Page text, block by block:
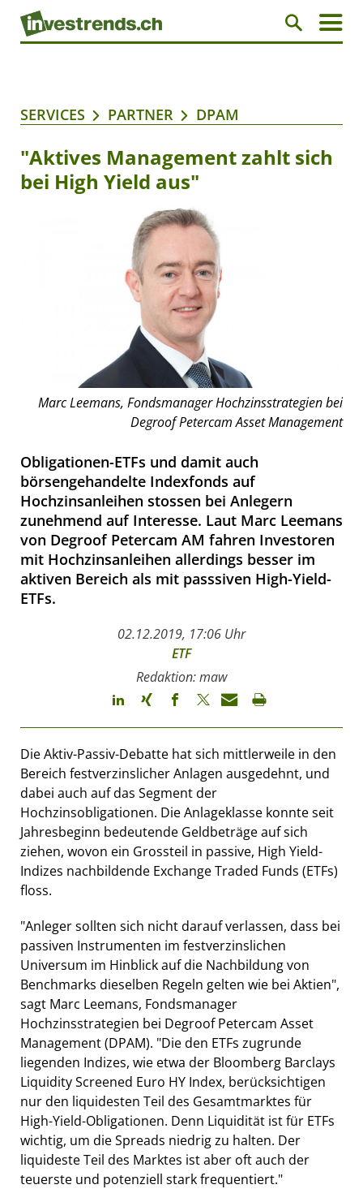
SERVICES PARTNER DPAM
"Aktives Management zahlt sich
bei High Yield aus"
Marc Leemans, Fondsmanager Hochzinsstrategien bei
Degroof Petercam Asset Management
Obligationen-ETFs und damit auch
börsengehandelte Indexfonds auf
Hochzinsanleihen stossen bei Anlegern
zunehmend auf Interesse. Laut Marc Leemans
von Degroof Petercam AM fahren Investoren
mit Hochzinsanleihen allerdings besser im
aktiven Bereich als mit passsiven High-Yield-
ETFs.
02.12.2019, 17:06 Uhr
ETF
Redaktion: maw
Die Aktiv-Passiv-Debatte hat sich mittlerweile in den
Bereich festverzinslicher Anlagen ausgedehnt, und
dabei auch auf das Segment der
Hochzinsobligationen. Die Anlageklasse konnte seit
Jahresbeginn bedeutende Geldbeträge auf sich
ziehen, wovon ein Grossteil in passive, High Yield-
Indizes nachbildende Exchange Traded Funds (ETFs)
floss.
"Anleger sollten sich nicht darauf verlassen, dass bei
passiven Instrumenten im festverzinslichen
Universum im Hinblick auf die Nachbildung von
Benchmarks dieselben Regeln gelten wie bei Aktien",
sagt Marc Leemans, Fondsmanager
Hochzinsstrategien bei Degroof Petercam Asset
Management (DPAM). "Die den ETFs zugrunde
liegenden Indizes, wie etwa der Bloomberg Barclays
Liquidity Screened Euro HY Index, berücksichtigen
nur den liquidesten Teil des Gesamtmarktes für
High-Yield-Obligationen. Denn Liquidität ist für ETFs
wichtig, um die Spreads niedrig zu halten. Der
liquideste Teil des Marktes ist aber oft auch der
teuerste und potenziell stark frequentiert."